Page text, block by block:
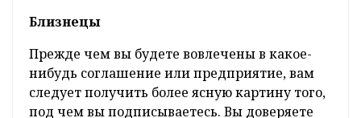
Близнецы
Прежде чем вы будете вовлечены в какое-
нибудь соглашение или предприятие, вам
следует получить более ясную картину того,
под чем вы подписываетесь. Вы доверяете